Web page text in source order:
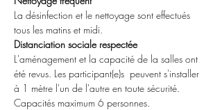
La désinfection et le nettoyage sont effectués
tous les matins et midi.
Distanciation sociale respectée
L'aménagement et la capacité de la salles ont
été revus. Les participant(e)s  peuvent s'installer
à 1 mètre l'un de l'autre en toute sécurité.
Capacités maximum 6 personnes.